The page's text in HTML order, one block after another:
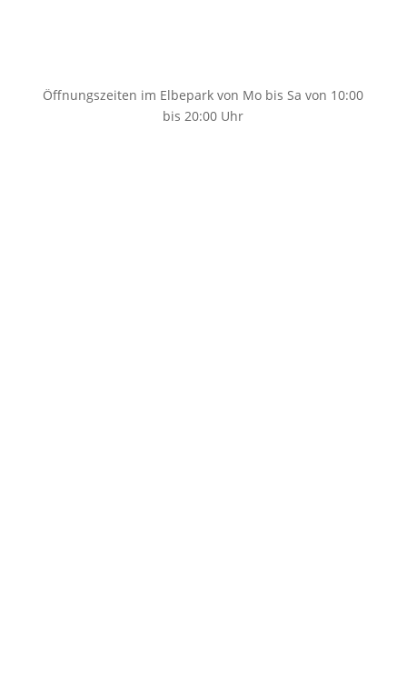
Öffnungszeiten im Elbepark von Mo bis Sa von 10:00
bis 20:00 Uhr